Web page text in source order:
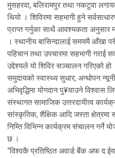
मुसहरवा, बलिरामपुर तथा नकटुवा
थियो । शिविरमा सहभागी हुने
प्राप्त गर्नुका साथै आवश्यकता अनुसार
। स्थानीय बासिन्दालाई समयमै आँखा
पहिचान तथा उपचारमा सहभागी गराई
उद्देश्यले यो शिविर सञ्चालन गरिएको
समुदायको स्वास्थ्य सुधार, अन्धोपन
अभिवृद्धिमा योगदान पु¥याउने विश्वास
संस्थागत सामाजिक उत्तरदायीत्व
सांस्कृतिक, शैक्षिक आदि जस्ता क्षेत्रमा
निम्ति विभिन्न कार्यक्रम संचालन गर्ने
छ ।
“विश्वकै प्रतिष्ठित अवार्ड बैंक अफ द